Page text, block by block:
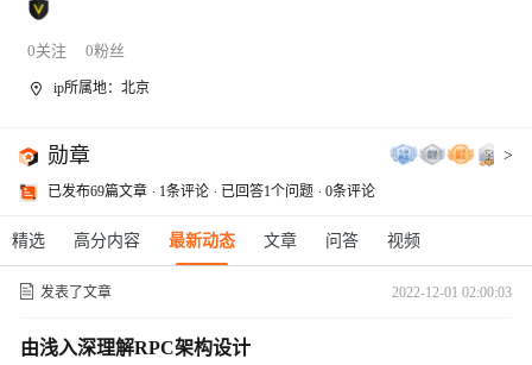
0关注 0粉丝
ip所属地：北京
勋章 >
已发布69篇文章 1条评论 已回答1个问题 0条评论
精选 高分内容 最新动态 文章 问答 视频
发表了文章 2022-12-01 02:00:03
由浅入深理解RPC架构设计